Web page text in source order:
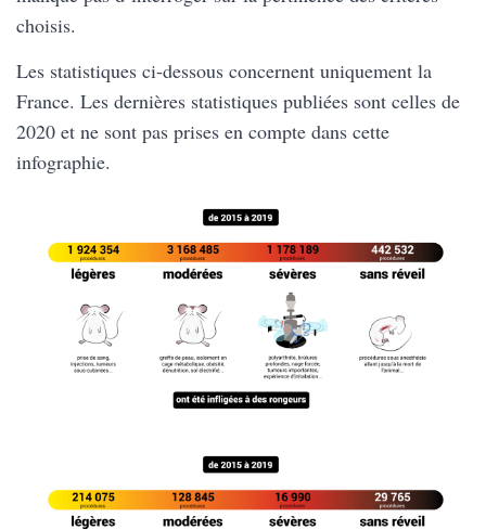
choisis.
Les statistiques ci-dessous concernent uniquement la
France. Les dernières statistiques publiées sont celles de
2020 et ne sont pas prises en compte dans cette
infographie.